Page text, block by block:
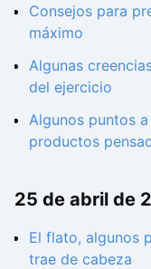
Consejos para
máximo
Algunas
del ejercicio
Algunos puntos
productos
25 de abril de
El flato, algunos
trae de cabeza